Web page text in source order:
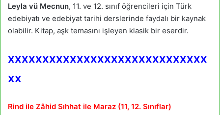
Leyla vü Mecnun, 11. ve 12. sınıf öğrencileri için Türk
edebiyatı ve edebiyat tarihi derslerinde faydalı bir kaynak
olabilir. Kitap, aşk temasını işleyen klasik bir eserdir.
xxxxxxxxxxxxxxxxxxxxxxxxxxxxx
xx
Rind ile Zâhid Sıhhat ile Maraz (11, 12. Sınıflar)